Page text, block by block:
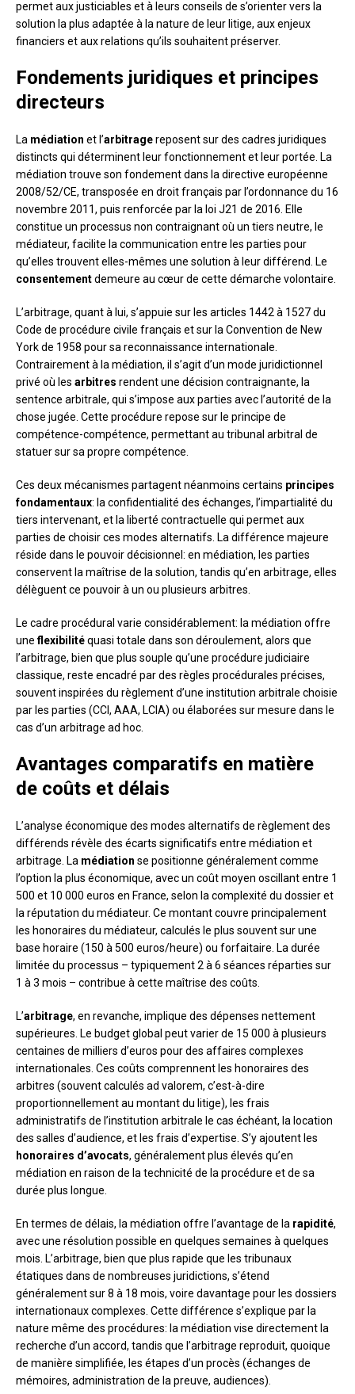
permet aux justiciables et à leurs conseils de s’orienter vers la
solution la plus adaptée à la nature de leur litige, aux enjeux
financiers et aux relations qu’ils souhaitent préserver.
Fondements juridiques et principes
directeurs
La médiation et l’arbitragereposent sur des cadres juridiques
distincts qui déterminent leur fonctionnement et leur portée. La
médiation trouve son fondement dans la directive européenne
2008/52/CE, transposée en droit français par l’ordonnance du 16
novembre 2011, puis renforcée par la loi J21 de 2016. Elle
constitue un processus non contraignant où un tiers neutre, le
médiateur, facilite la communication entre les parties pour
qu’elles trouvent elles-mêmes une solution à leur différend. Le
consentementdemeure au cœur de cette démarche volontaire.
L’arbitrage, quant à lui, s’appuie sur les articles 1442 à 1527 du
Code de procédure civile français et sur la Convention de New
York de 1958 pour sa reconnaissance internationale.
Contrairement à la médiation, il s’agit d’un mode juridictionnel
privé où les arbitres rendent une décision contraignante, la
sentence arbitrale, qui s’impose aux parties avec l’autorité de la
chose jugée. Cette procédure repose sur le principe de
compétence-compétence, permettant au tribunal arbitral de
statuer sur sa propre compétence.
Ces deux mécanismes partagent néanmoins certains principes
fondamentaux: la confidentialité des échanges, l’impartialité du
tiers intervenant, et la liberté contractuelle qui permet aux
parties de choisir ces modes alternatifs. La différence majeure
réside dans le pouvoir décisionnel: en médiation, les parties
conservent la maîtrise de la solution, tandis qu’en arbitrage, elles
délèguent ce pouvoir à un ou plusieurs arbitres.
Le cadre procédural varie considérablement: la médiation offre
uneflexibilitéquasi totale dans son déroulement, alors que
l’arbitrage, bien que plus souple qu’une procédure judiciaire
classique, reste encadré par des règles procédurales précises,
souvent inspirées du règlement d’une institution arbitrale choisie
par les parties (CCI, AAA, LCIA) ou élaborées sur mesure dans le
cas d’un arbitrage ad hoc.
Avantages comparatifs en matière
de coûts et délais
L’analyse économique des modes alternatifs de règlement des
différends révèle des écarts significatifs entre médiation et
arbitrage. La médiation se positionne généralement comme
l’option la plus économique, avec un coût moyen oscillant entre 1
500 et 10 000 euros en France, selon la complexité du dossier et
la réputation du médiateur. Ce montant couvre principalement
les honoraires du médiateur, calculés le plus souvent sur une
base horaire (150 à 500 euros/heure) ou forfaitaire. La durée
limitée du processus – typiquement 2 à 6 séances réparties sur
1 à 3 mois – contribue à cette maîtrise des coûts.
L’arbitrage, en revanche, implique des dépenses nettement
supérieures. Le budget global peut varier de 15 000 à plusieurs
centaines de milliers d’euros pour des affaires complexes
internationales. Ces coûts comprennent les honoraires des
arbitres (souvent calculés ad valorem, c’est-à-dire
proportionnellement au montant du litige), les frais
administratifs de l’institution arbitrale le cas échéant, la location
des salles d’audience, et les frais d’expertise. S’y ajoutent les
honoraires d’avocats, généralement plus élevés qu’en
médiation en raison de la technicité de la procédure et de sa
durée plus longue.
En termes de délais, la médiation offre l’avantage de la rapidité,
avec une résolution possible en quelques semaines à quelques
mois. L’arbitrage, bien que plus rapide que les tribunaux
étatiques dans de nombreuses juridictions, s’étend
généralement sur 8 à 18 mois, voire davantage pour les dossiers
internationaux complexes. Cette différence s’explique par la
nature même des procédures: la médiation vise directement la
recherche d’un accord, tandis que l’arbitrage reproduit, quoique
de manière simplifiée, les étapes d’un procès (échanges de
mémoires, administration de la preuve, audiences).